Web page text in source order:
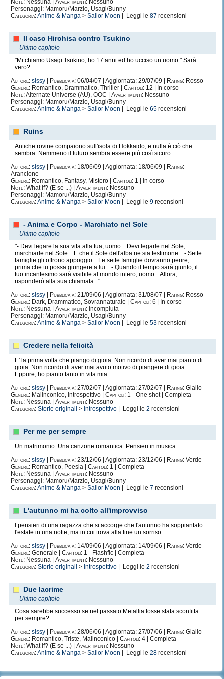
Note: Nessuna | Avvertimenti: Nessuno
Personaggi: Mamoru/Marzio, Usagi/Bunny
Categoria:Anime & Manga > Sailor Moon | Leggi le 87 recensioni
Il caso Hirohisa contro Tsukino
- Ultimo capitolo
"Mi chiamo Usagi Tsukino, ho 17 anni ed ho ucciso un uomo." Sarà
vero?
Autore: sissy Pubblicata: 06/04/07 | Aggiornata: 29/07/09 | Rating: Rosso
Genere: Romantico, Drammatico, Thriller | Capitoli: 12 | In corso
Note:Alternate Universe (AU), OOC | Avvertimenti: Nessuno
Personaggi: Mamoru/Marzio, Usagi/Bunny
Categoria:Anime & Manga > Sailor Moon | Leggi le 65 recensioni
Ruins
Antiche rovine compaiono sull'isola di Hokkaido, e nulla è ciò che
sembra. Nemmeno il futuro sembra essere più così sicuro...
Autore: sissy Pubblicata: 18/06/09 | Aggiornata: 18/06/09 |
Rating:
Arancione
Genere: Romantico, Fantasy, Mistero | Capitoli: 1 | In corso
Note: What if? (E se ...) | Avvertimenti: Nessuno
Personaggi: Mamoru/Marzio, Usagi/Bunny
Categoria:Anime & Manga > Sailor Moon | Leggi le 9 recensioni
- Anima e Corpo - Marchiato nel Sole
- Ultimo capitolo
"- Devi legare la sua vita alla tua, uomo... Devi legarle nel Sole,
marchiarle nel Sole... E che il Sole dell'alba ne sia testimone... - Sette
famiglie gli offrono appoggio... Le sette famiglie dovranno perire,
prima che tu possa giungere a lui... - Quando il tempo sarà giunto, il
tuo incantesimo sarà visibile al mondo intero, uomo... Allora,
risponderò alla sua chiamata..."
Autore: sissy Pubblicata: 21/09/06 | Aggiornata: 31/08/07 | Rating: Rosso
Genere: Dark, Drammatico, Sovrannaturale | Capitoli: 6 | In corso
Note: Nessuna | Avvertimenti: Incompiuta
Personaggi: Mamoru/Marzio, Usagi/Bunny
Categoria:Anime & Manga > Sailor Moon | Leggi le 53 recensioni
Credere nella felicità
E' la prima volta che piango di gioia. Non ricordo di aver mai pianto di
gioia. Non ricordo di aver mai avuto motivo di piangere di gioia.
Eppure, ho pianto tanto in vita mia...
Autore: sissy Pubblicata: 27/02/07 | Aggiornata: 27/02/07 | Rating: Giallo
Genere: Malinconico, Introspettivo | Capitoli: 1 - One shot | Completa
Note: Nessuna | Avvertimenti: Nessuno
Categoria: Storie originali > Introspettivo | Leggi le 2 recensioni
Per me per sempre
Un matrimonio. Una canzone romantica. Pensieri in musica...
Autore: sissy Pubblicata: 23/12/06 | Aggiornata: 23/12/06 | Rating: Verde
Genere: Romantico, Poesia | Capitoli: 1 | Completa
Note: Nessuna | Avvertimenti: Nessuno
Personaggi: Mamoru/Marzio, Usagi/Bunny
Categoria:Anime & Manga > Sailor Moon | Leggi le 7 recensioni
L'autunno mi ha colto all'improvviso
I pensieri di una ragazza che si accorge che l'autunno ha soppiantato
l'estate in una notte, ma in cui trova alla fine un sorriso.
Autore: sissy Pubblicata: 14/09/06 | Aggiornata: 14/09/06 | Rating: Verde
Genere: Generale | Capitoli: 1 - Flashfic | Completa
Note: Nessuna | Avvertimenti: Nessuno
Categoria: Storie originali > Introspettivo | Leggi le 2 recensioni
Due lacrime
- Ultimo capitolo
Cosa sarebbe successo se nel passato Metallia fosse stata sconfitta
per sempre?
Autore: sissy Pubblicata: 28/06/06 | Aggiornata: 27/07/06 | Rating: Giallo
Genere: Romantico, Triste, Malinconico | Capitoli: 4 | Completa
Note: What if? (E se ...) | Avvertimenti: Nessuno
Categoria:Anime & Manga > Sailor Moon | Leggi le 28 recensioni